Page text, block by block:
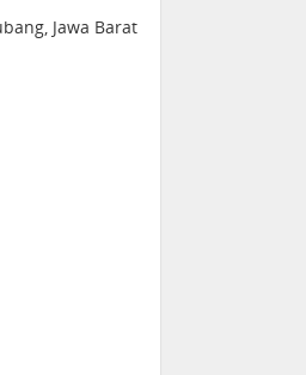
Jawa Barat